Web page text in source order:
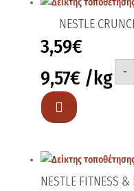
NESTLE
3,59€
9,57€ /kg -

NESTLE FITNESS